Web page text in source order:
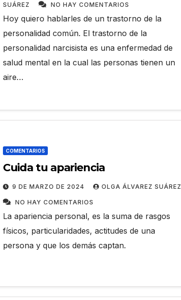
SUÁREZ NO HAY COMENTARIOS
Hoy quiero hablarles de un trastorno de la
personalidad común. El trastorno de la
personalidad narcisista es una enfermedad de
salud mental en la cual las personas tienen un
aire…
COMENTARIOS
Cuida tu apariencia
9 DE MARZO DE 2024 OLGA ÁLVAREZ SUÁREZ
NO HAY COMENTARIOS
La apariencia personal, es la suma de rasgos
físicos, particularidades, actitudes de una
persona y que los demás captan.